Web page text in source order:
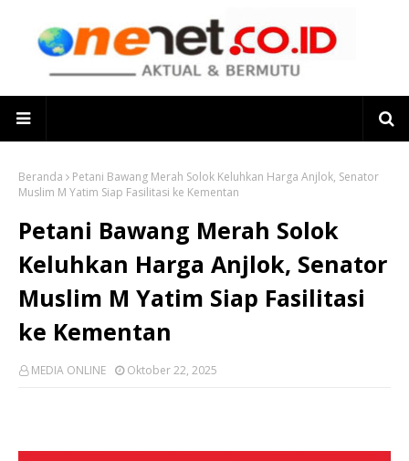
Beranda
Petani Bawang Merah Solok Keluhkan Harga Anjlok, Senator
Muslim M Yatim Siap Fasilitasi ke Kementan
Petani Bawang Merah Solok
Keluhkan Harga Anjlok, Senator
Muslim M Yatim Siap Fasilitasi
ke Kementan
MEDIA ONLINE Oktober 22, 2025